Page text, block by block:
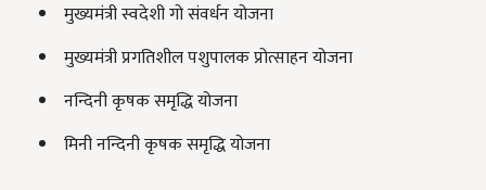
मुख्यमंत्री स्वदेशी गो संवर्धन योजना
मुख्यमंत्री प्रगतिशील पशुपालक प्रोत्साहन योजना
नन्दिनी कृषक समृद्धि योजना
मिनी नन्दिनी कृषक समृद्धि योजना